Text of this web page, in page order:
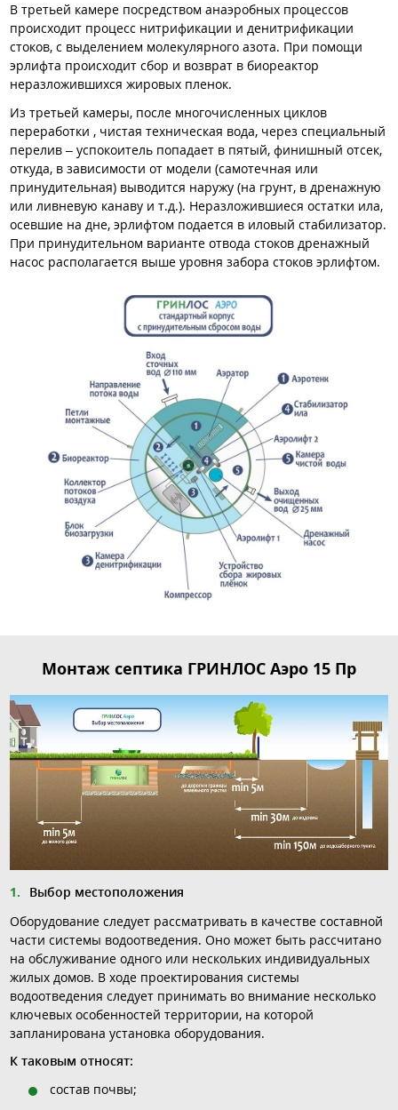
В третьей камере посредством анаэробных процессов
происходит процесс нитрификации и денитрификации
стоков, с выделением молекулярного азота. При помощи
эрлифта происходит сбор и возврат в биореактор
неразложившихся жировых пленок.
Из третьей камеры, после многочисленных циклов
переработки , чистая техническая вода, через специальный
перелив – успокоитель попадает в пятый, финишный отсек,
откуда, в зависимости от модели (самотечная или
принудительная) выводится наружу (на грунт, в дренажную
или ливневую канаву и т.д.). Неразложившиеся остатки ила,
осевшие на дне, эрлифтом подается в иловый стабилизатор.
При принудительном варианте отвода стоков дренажный
насос располагается выше уровня забора стоков эрлифтом.
Монтаж септика ГРИНЛОС Аэро 15 Пр
Выбор местоположения
Оборудование следует рассматривать в качестве составной
части системы водоотведения. Оно может быть рассчитано
на обслуживание одного или нескольких индивидуальных
жилых домов. В ходе проектирования системы
водоотведения следует принимать во внимание несколько
ключевых особенностей территории, на которой
запланирована установка оборудования.
К таковым относят:
состав почвы;